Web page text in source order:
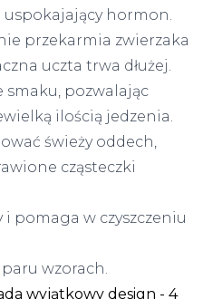
hormon.
przekarmia zwierzaka
uczta trwa dłużej.
smaku, pozwalając
ilością jedzenia.
świeży oddech,
cząsteczki
pomaga w czyszczeniu
wzorach.
wyjątkowy design - 4